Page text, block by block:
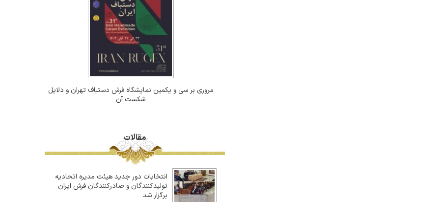
مروری بر سی و یکمین نمایشگاه فرش دستباف تهران و دلایل
شکست آن
مقالات
انتخابات دور جدید هیئت مدیره اتحادیه
تولیدکنندگان و صادرکنندگان فرش ایران
برگزار شد